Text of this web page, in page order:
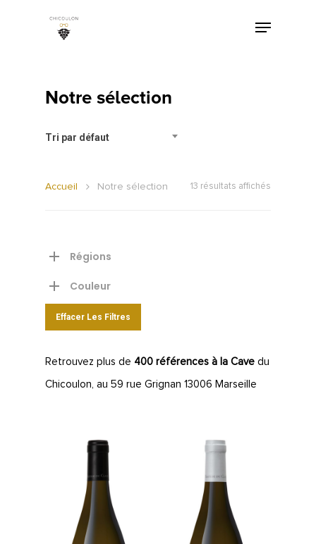
Notre sélection
Tri par défaut
13 résultats affichés
Accueil Notre sélection
Régions
Couleur
Effacer Les Filtres
Retrouvez plus de 400 références à la Cave du
Chicoulon, au 59 rue Grignan 13006 Marseille